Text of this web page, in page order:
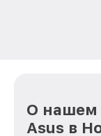
О нашем
Asus в